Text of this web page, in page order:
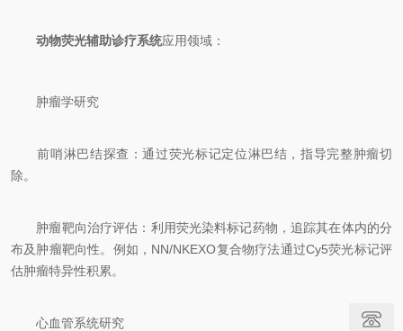
动物荧光辅助诊疗系统应用领域：
肿瘤学研究
前哨淋巴结探查：通过荧光标记定位淋巴结，指导完整肿瘤切
除。
肿瘤靶向治疗评估：利用荧光染料标记药物，追踪其在体内的分
布及肿瘤靶向性。例如，NN/NKEXO复合物疗法通过Cy5荧光标记评
估肿瘤特异性积累。
心血管系统研究